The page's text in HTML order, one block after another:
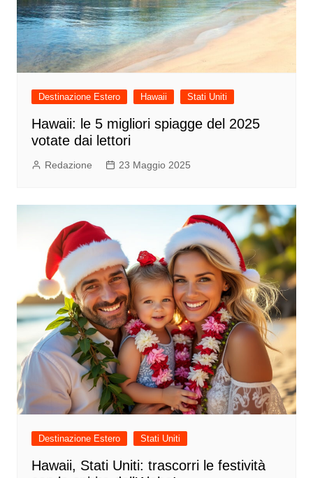
Destinazione Estero Hawaii Stati Uniti
Hawaii: le 5 migliori spiagge del 2025
votate dai lettori
Redazione 23 Maggio 2025
Destinazione Estero Stati Uniti
Hawaii, Stati Uniti: trascorri le festività